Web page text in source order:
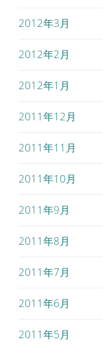
2012年3月
2012年2月
2012年1月
2011年12月
2011年11月
2011年10月
2011年9月
2011年8月
2011年7月
2011年6月
2011年5月